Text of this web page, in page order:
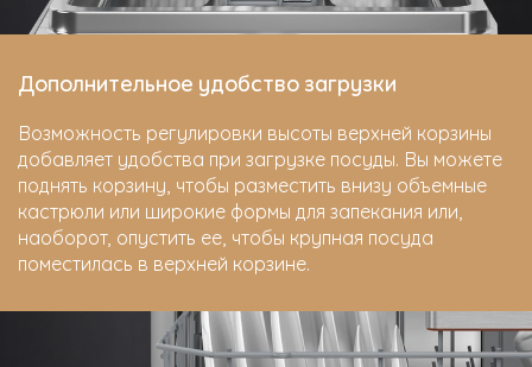
Дополнительное удобство загрузки
Возможность регулировки высоты верхней корзины
добавляет удобства при загрузке посуды. Вы можете
поднять корзину, чтобы разместить внизу объемные
кастрюли или широкие формы для запекания или,
наоборот, опустить ее, чтобы крупная посуда
поместилась в верхней корзине.